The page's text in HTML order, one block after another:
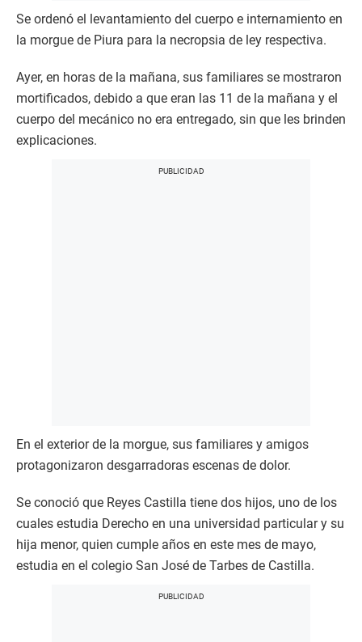
Se ordenó el levantamiento del cuerpo e internamiento en
la morgue de Piura para la necropsia de ley respectiva.
Ayer, en horas de la mañana, sus familiares se mostraron
mortificados, debido a que eran las 11 de la mañana y el
cuerpo del mecánico no era entregado, sin que les brinden
explicaciones.
En el exterior de la morgue, sus familiares y amigos
protagonizaron desgarradoras escenas de dolor.
Se conoció que Reyes Castilla tiene dos hijos, uno de los
cuales estudia Derecho en una universidad particular y su
hija menor, quien cumple años en este mes de mayo,
estudia en el colegio San José de Tarbes de Castilla.